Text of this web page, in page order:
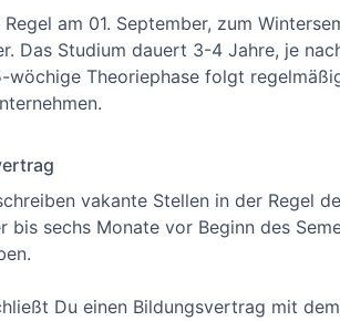
am 01. September, zum
Das Studium dauert 3-4 Jahre, je
wöchige Theoriephase folgt
vakante Stellen in der Regel
sechs Monate vor Beginn des
Du einen Bildungsvertrag mit